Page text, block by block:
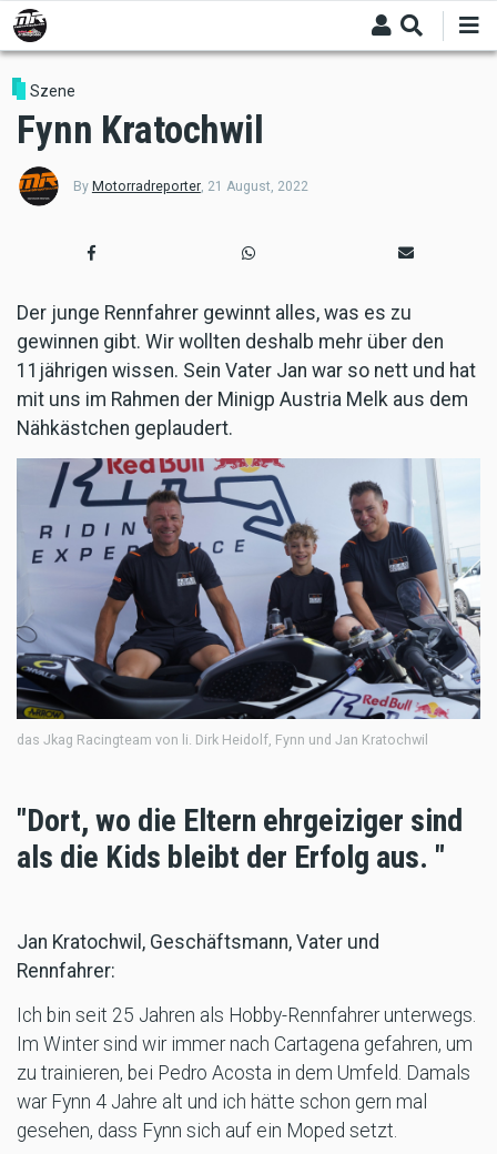
Skip
to
main
content
Szene
Fynn Kratochwil
By Motorradreporter, 21 August, 2022
Der junge Rennfahrer gewinnt alles, was es zu
gewinnen gibt. Wir wollten deshalb mehr über den
11jährigen wissen. Sein Vater Jan war so nett und hat
mit uns im Rahmen der Minigp Austria Melk aus dem
Nähkästchen geplaudert.
das Jkag Racingteam von li. Dirk Heidolf, Fynn und Jan Kratochwil
"Dort, wo die Eltern ehrgeiziger sind
als die Kids bleibt der Erfolg aus. "
Jan Kratochwil, Geschäftsmann, Vater und
Rennfahrer:
Ich bin seit 25 Jahren als Hobby-Rennfahrer unterwegs.
Im Winter sind wir immer nach Cartagena gefahren, um
zu trainieren, bei Pedro Acosta in dem Umfeld. Damals
war Fynn 4 Jahre alt und ich hätte schon gern mal
gesehen, dass Fynn sich auf ein Moped setzt.